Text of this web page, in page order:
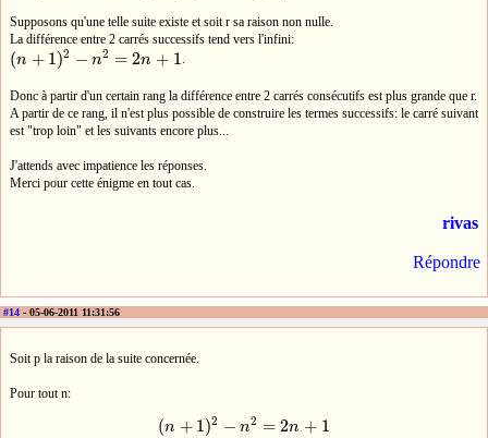
Supposons qu'une telle suite existe et soit r sa raison non nulle.
La différence entre 2 carrés successifs tend vers l'infini:
(n + 1 )2 − n2 = 2n + 1
(n+ 1)2 −n2= 2n +1 .
Donc à partir d'un certain rang la différence entre 2 carrés consécutifs est plus grande que r.
A partir de ce rang, il n'est plus possible de construire les termes successifs: le carré suivant
est "trop loin" et les suivants encore plus...
J'attends avec impatience les réponses.
Merci pour cette énigme en tout cas.
rivas
Répondre
#14 - 05-06-2011 11:31:56
Soit p la raison de la suite concernée.
Pour tout n:
(n + 1)2 − n2 = 2n + 1
(n+1 )2−n2= 2n+1